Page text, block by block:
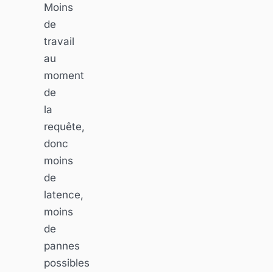
Moins
de
travail
au
moment
de
la
requête,
donc
moins
de
latence,
moins
de
pannes
possibles